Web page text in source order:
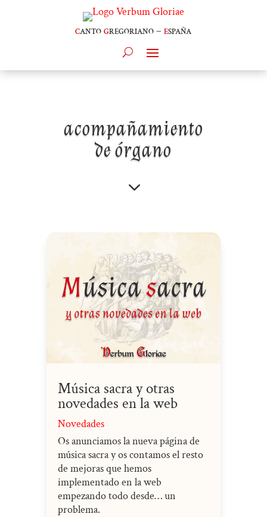
cantogregoriano –españa
acompañamiento
de órgano
3
Música sacra y otras
novedades en la web
Novedades
Os anunciamos la nueva página de
música sacra y os contamos el resto
de mejoras que hemos
implementado en la web
empezando todo desde… un
problema.